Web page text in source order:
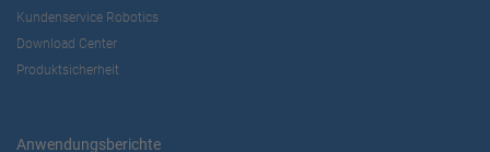
Kundenservice Robotics
Download Center
Produktsicherheit
Anwendungsberichte